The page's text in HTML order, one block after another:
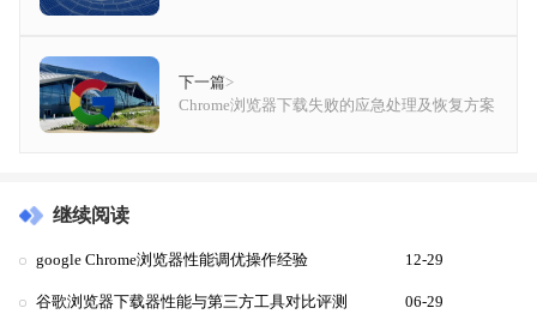
下一篇>
Chrome浏览器下载失败的应急处理及恢复方案
继续阅读
google Chrome浏览器性能调优操作经验 12-29
谷歌浏览器下载器性能与第三方工具对比评测 06-29